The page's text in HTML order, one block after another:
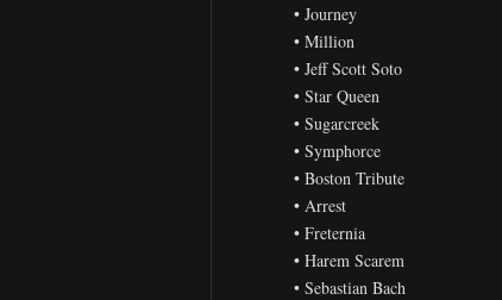
• Journey
• Million
• Jeff Scott Soto
• Star Queen
• Sugarcreek
• Symphorce
• Boston Tribute
• Arrest
• Freternia
• Harem Scarem
• Sebastian Bach